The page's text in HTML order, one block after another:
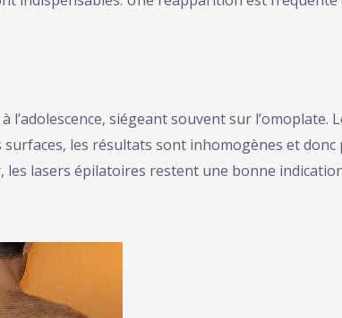
siégeant souvent sur l’omoplate.
les résultats sont inhomogènes et donc
lasers épilatoires restent une bonne